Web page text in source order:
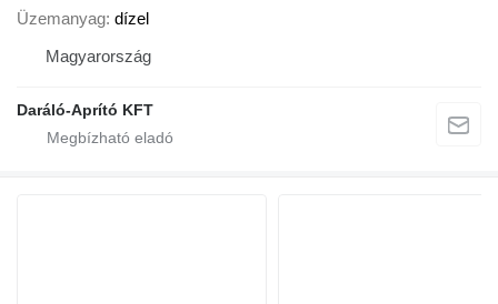
Üzemanyag dízel
Magyarország
Daráló-Aprító KFT